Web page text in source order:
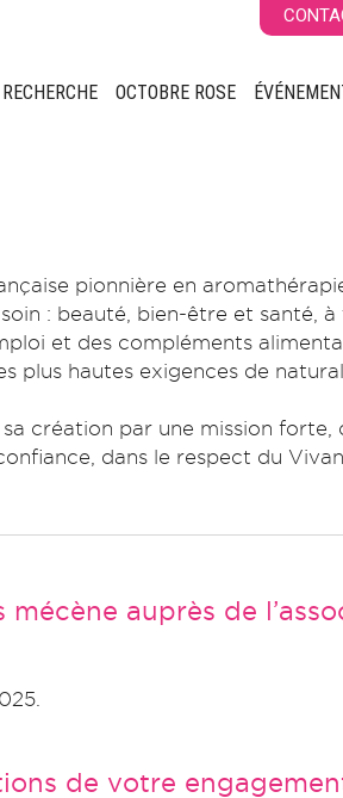
OCTOBRE ROSE
pionnière en
: beauté, bien-être et santé,
et des compléments
plus hautes exigences de
création par une mission forte,
dans le respect du
auprès de
de votre